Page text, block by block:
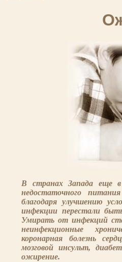
В странах Запада еще
недостаточного
благодаря улучшению
инфекции перестали
Умирать от инфекций
неинфекционные
коронарная болезнь
мозговой инсульт,
ожирение.